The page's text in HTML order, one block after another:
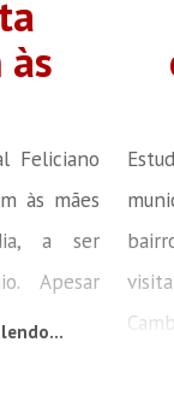
Feliciano
às mães
a ser
Apesar